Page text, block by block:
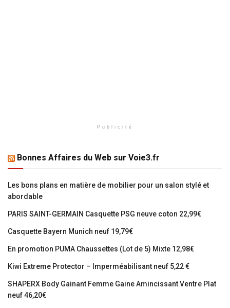
Publicité
Bonnes Affaires du Web sur Voie3.fr
Les bons plans en matière de mobilier pour un salon stylé et
abordable
PARIS SAINT-GERMAIN Casquette PSG neuve coton 22,99€
Casquette Bayern Munich neuf 19,79€
En promotion PUMA Chaussettes (Lot de 5) Mixte 12,98€
Kiwi Extreme Protector – Imperméabilisant neuf 5,22 €
SHAPERX Body Gainant Femme Gaine Amincissant Ventre Plat
neuf 46,20€